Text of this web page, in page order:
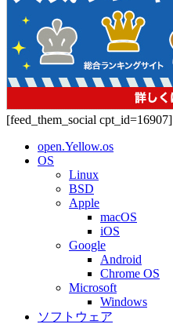
[feed_them_social cpt_id=16907]
open.Yellow.os
OS
Linux
BSD
Apple
macOS
iOS
Google
Android
Chrome OS
Microsoft
Windows
ソフトウェア